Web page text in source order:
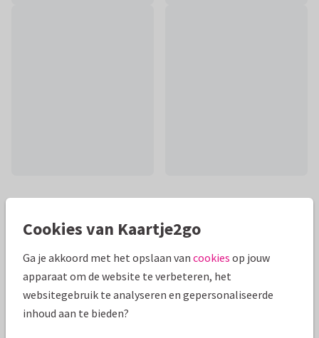
Cookies van Kaartje2go
Ga je akkoord met het opslaan van cookies op jouw
apparaat om de website te verbeteren, het
websitegebruik te analyseren en gepersonaliseerde
inhoud aan te bieden?